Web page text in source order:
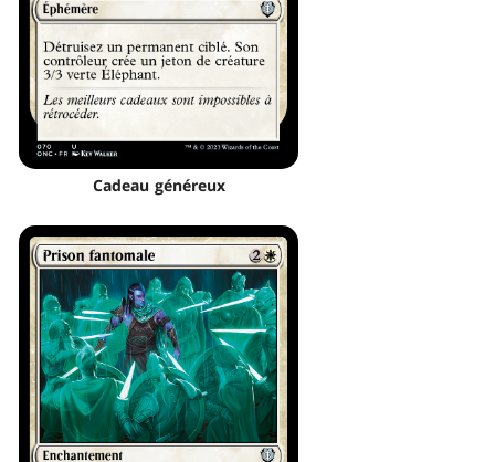
Cadeau généreux